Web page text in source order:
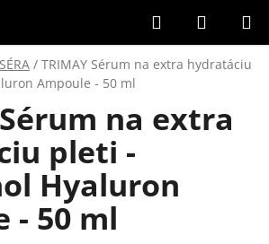
Hľadať
KOŠÍK
/ TRIMAY Sérum na extra hydratáciu
Ampoule - 50 ml
na extra
pleti -
Hyaluron
- 50 ml